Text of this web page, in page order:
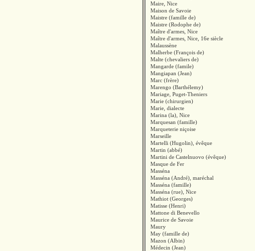
Maire, Nice
Maison de Savoie
Maistre (famille de)
Maistre (Rodophe de)
Maître d'armes, Nice
Maître d'armes, Nice, 16e siècle
Malaussène
Malherbe (François de)
Malte (chevaliers de)
Mangarde (famile)
Mangiapan (Jean)
Marc (frère)
Marengo (Barthélemy)
Mariage, Puget-Theniers
Marie (chirurgien)
Marie, dialecte
Marina (la), Nice
Marquesan (famille)
Marqueterie niçoise
Marseille
Martelli (Hugolin), évêque
Martin (abbé)
Martini de Castelnuovo (évêque)
Masque de Fer
Masséna
Masséna (André), maréchal
Masséna (famille)
Masséna (rue), Nice
Mathiot (Georges)
Matisse (Henri)
Mattone di Benevello
Maurice de Savoie
Maury
May (famille de)
Mazon (Albin)
Médecin (Jean)